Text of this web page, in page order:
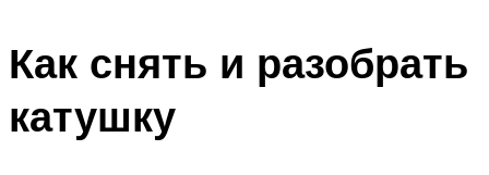
Как снять и разобрать
катушку